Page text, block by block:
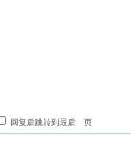
回复后跳转到最后一页